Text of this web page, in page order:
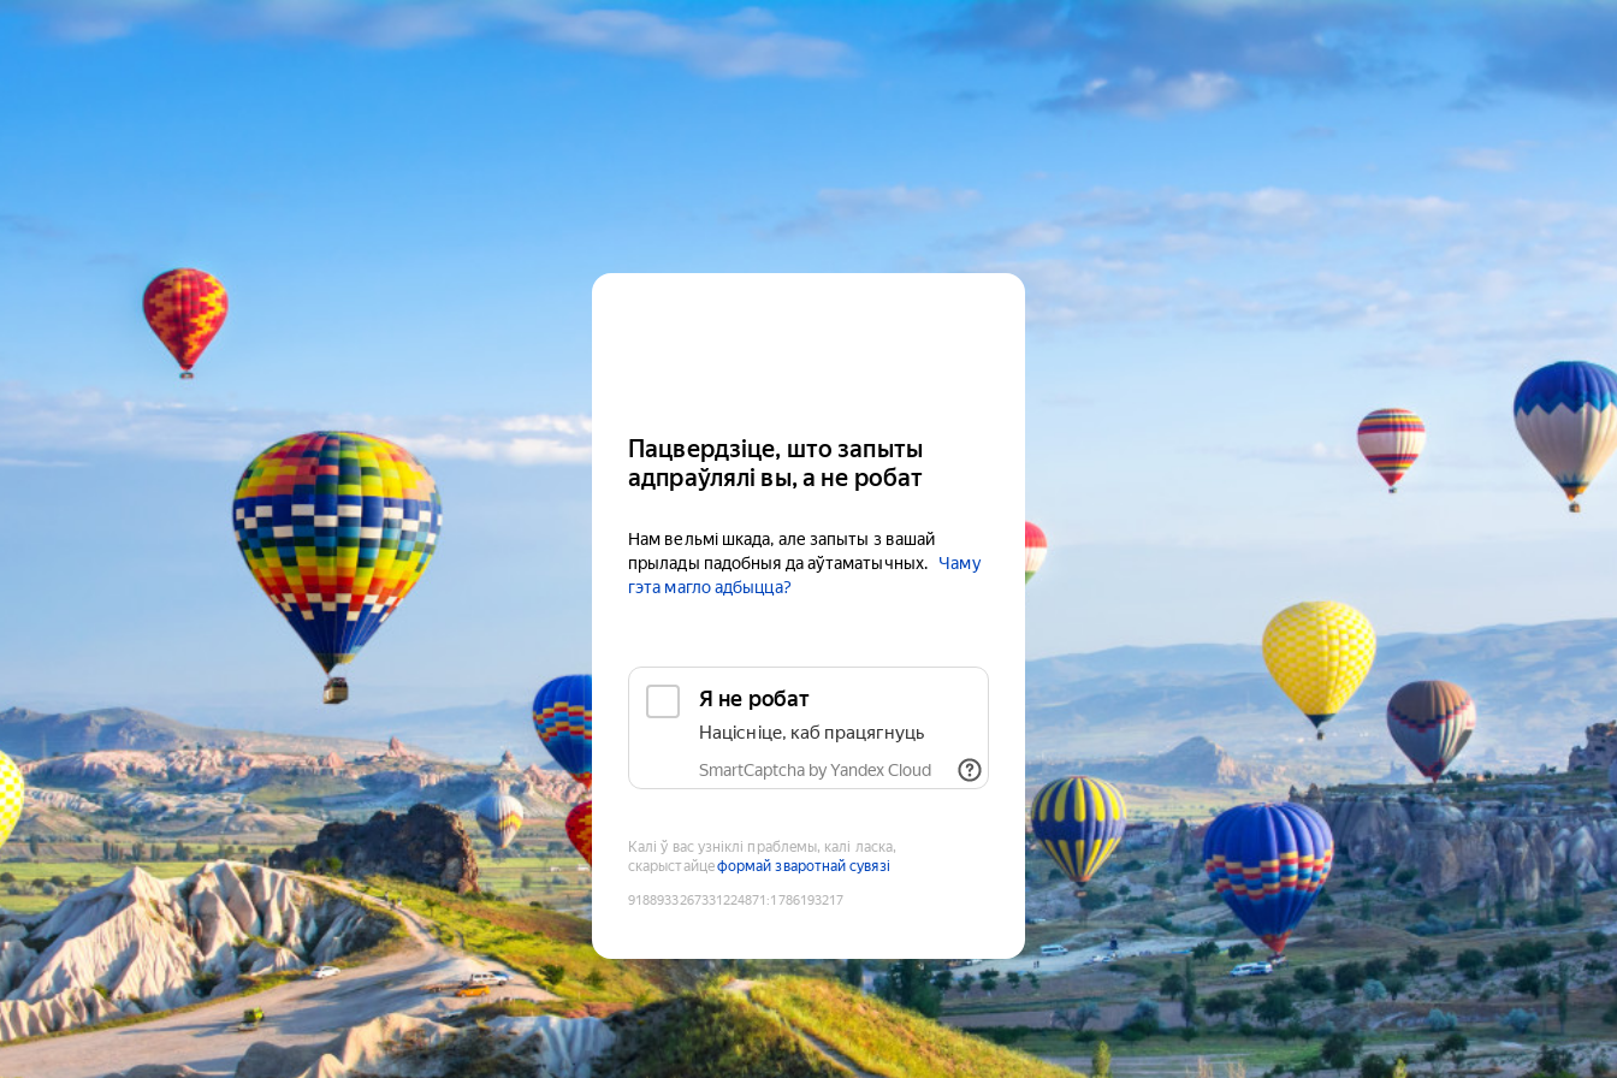
Пацвердзіце, што запыты
адпраўлялі вы, а не робат
Нам вельмі шкада, але запыты з вашай
прылады падобныя да аўтаматычных.
Чаму
гэта магло адбыцца?
Я не робат
Націсніце, каб працягнуць
SmartCaptcha by Yandex Cloud
Калі ў вас узніклі праблемы, калі ласка,
скарыстайцеформай зваротнай сувязі
9188933267331224871 :1786193217